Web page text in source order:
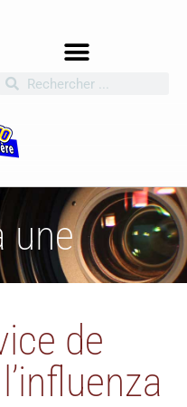
une
de